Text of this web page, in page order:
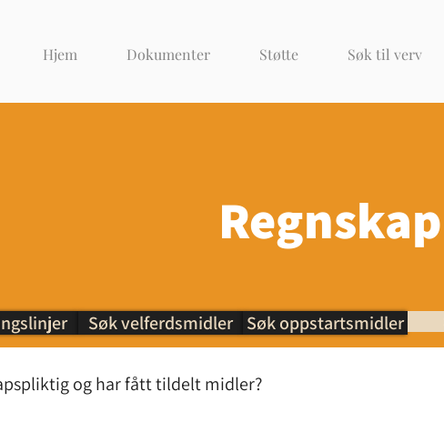
Hjem Dokumenter Støtte Søk til verv
Regnskap
Søk velferdsmidler Søk oppstartsmidler
og har fått tildelt midler?